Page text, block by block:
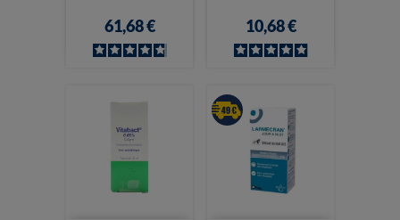
61,68 € 10,68 €